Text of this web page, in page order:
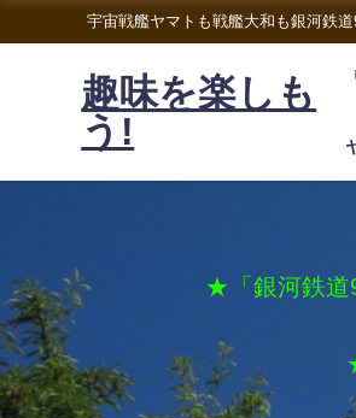
宇宙戦艦ヤマトも戦艦大和も銀河鉄
趣味を楽しも
う!
★「銀河鉄道